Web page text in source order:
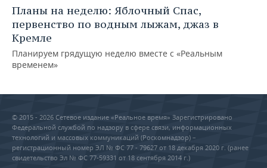
Планы на неделю: Яблочный Спас,
первенство по водным лыжам, джаз в
Кремле
Планируем грядущую неделю вместе с «Реальным
временем»
© 2015 - 2026 Сетевое издание «Реальное время» Зарегистрировано
Федеральной службой по надзору в сфере связи, информационных
технологий и массовых коммуникаций (Роскомнадзор) –
регистрационный номер ЭЛ № ФС 77 - 79627 от 18 декабря 2020 г. (ранее
свидетельство Эл № ФС 77-59331 от 18 сентября 2014 г.)